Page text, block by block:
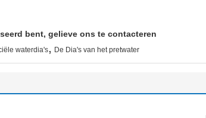
bent, gelieve ons te contacteren
waterdia's De Dia's van het pretwater